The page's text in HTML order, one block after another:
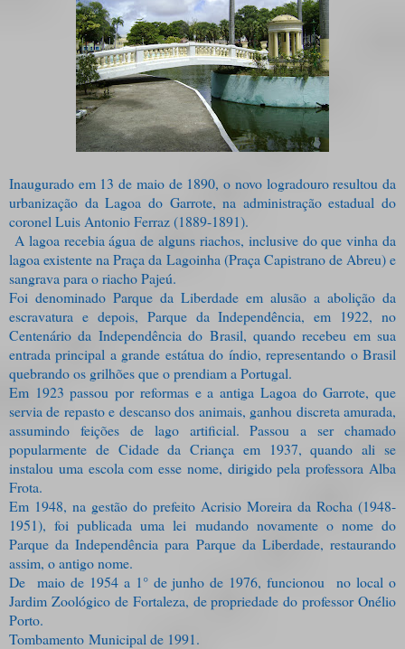
Inaugurado em 13 de maio de 1890, o novo logradouro resultou da
urbanização da Lagoa do Garrote, na administração estadual do
coronel Luis Antonio Ferraz (1889-1891).
A lagoa recebia água de alguns riachos, inclusive do que vinha da
lagoa existente na Praça da Lagoinha (Praça Capistrano de Abreu) e
sangrava para o riacho Pajeú.
Foi denominado Parque da Liberdade em alusão a abolição da
escravatura e depois, Parque da Independência, em 1922, no
Centenário da Independência do Brasil, quando recebeu em sua
entrada principal a grande estátua do índio, representando o Brasil
quebrando os grilhões que o prendiam a Portugal.
Em 1923 passou por reformas e a antiga Lagoa do Garrote, que
servia de repasto e descanso dos animais, ganhou discreta amurada,
assumindo feições de lago artificial. Passou a ser chamado
popularmente de Cidade da Criança em 1937, quando ali se
instalou uma escola com esse nome, dirigido pela professora Alba
Frota.
Em 1948, na gestão do prefeito Acrisio Moreira da Rocha (1948-
1951), foi publicada uma lei mudando novamente o nome do
Parque da Independência para Parque da Liberdade, restaurando
assim, o antigo nome.
De maio de 1954 a 1° de junho de 1976, funcionou no local o
Jardim Zoológico de Fortaleza, de propriedade do professor Onélio
Porto.
Tombamento Municipal de 1991.